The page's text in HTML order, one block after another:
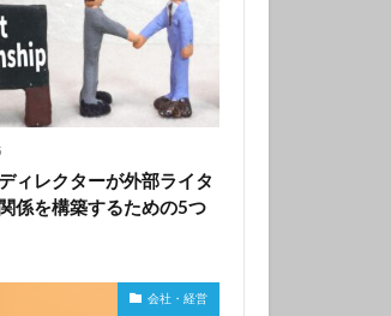
ィレクターが外部ライタ
係を構築するための5つ
会社・経営